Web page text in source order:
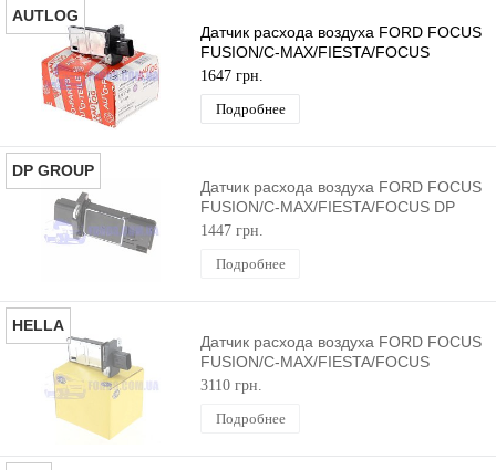
AUTLOG
Датчик расхода воздуха FORD FOCUS
FUSION/C-MAX/FIESTA/FOCUS
AUTLOG
1647 грн.
Подробнее
DP GROUP
Датчик расхода воздуха FORD FOCUS
FUSION/C-MAX/FIESTA/FOCUS DP
GROUP
1447 грн.
Подробнее
HELLA
Датчик расхода воздуха FORD FOCUS
FUSION/C-MAX/FIESTA/FOCUS
HELLA
3110 грн.
Подробнее